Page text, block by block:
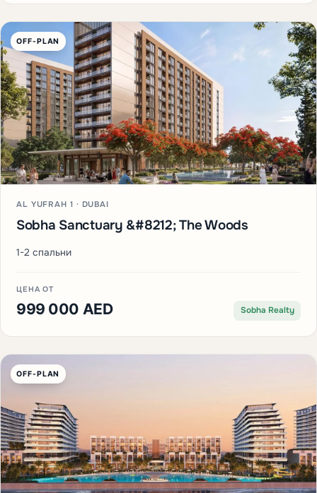
OFF-PLAN
AL YUFRAH 1 · DUBAI
Sobha Sanctuary &#8212; The Woods
1-2 спальни
ЦЕНА ОТ
999 000 AED Sobha Realty
OFF-PLAN